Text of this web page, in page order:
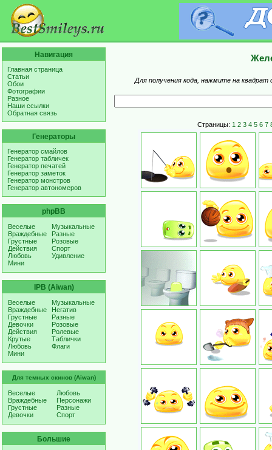
Навигация
Главная страница
Статьи
Обои
Фотографии
Разное
Наши ссылки
Обратная связь
Генераторы
Генератор смайлов
Генератор табличек
Генератор печатей
Генератор заметок
Генератор монстров
Генератор автономеров
phpBB
Веселые
Враждебные
Грустные
Действия
Любовь
Мини
Музыкальные
Разные
Розовые
Спорт
Удивление
IPB (Aiwan)
Веселые
Враждебные
Грустные
Девочки
Действия
Крутые
Любовь
Мини
Музыкальные
Негатив
Разные
Розовые
Ролевые
Таблички
Флаги
Для темных скинов (Aiwan)
Веселые
Враждебные
Грустные
Девочки
Любовь
Персонажи
Разные
Спорт
Большие
Для получения кода, нажмите на
Страницы: 1 2 3 4 5 6 7